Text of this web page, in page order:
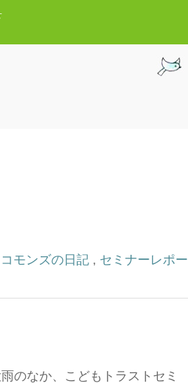
コモンズの日記 , セミナーレポー
のなか、こどもトラストセミ